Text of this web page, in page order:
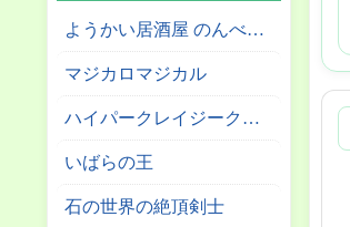
ようかい居酒屋 のんべれケ。
マジカロマジカル
ハイパークレイジークライマー
いばらの王
石の世界の絶頂剣士